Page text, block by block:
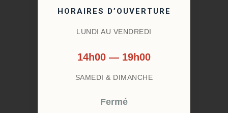
HORAIRES D’OUVERTURE
LUNDI AU VENDREDI
14h00 — 19h00
SAMEDI & DIMANCHE
Fermé